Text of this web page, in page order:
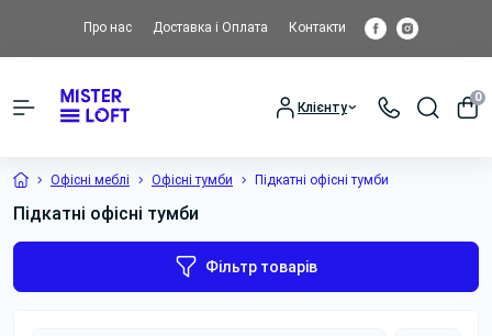
Про нас Доставка і Оплата Контакти
Клієнту
0
Офісні меблі Офісні тумби Підкатні офісні тумби
Підкатні офісні тумби
Фільтр товарів